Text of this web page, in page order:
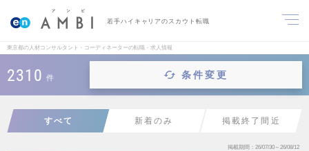
若手ハイキャリアのスカウト転職
東京都の人材コンサルタント・コーディネーターの転職・求人情報
2310 件 条件変更
すべて 新着のみ 掲載終了間近
掲載期間 26/07/30～26/08/12